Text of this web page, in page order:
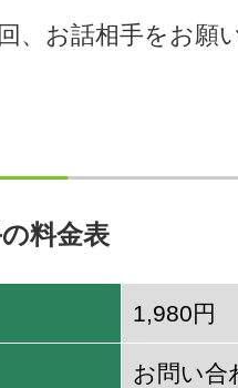
、お話相手をお願
料金表
1,980円
お問い合